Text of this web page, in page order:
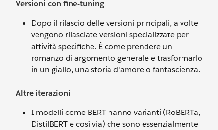
Versioni con fine-tuning
Dopo il rilascio delle versioni principali, a volte
vengono rilasciate versioni specializzate per
attività specifiche. È come prendere un
romanzo di argomento generale e trasformarlo
in un giallo, una storia d'amore o fantascienza.
Altre iterazioni
I modelli come BERT hanno varianti (RoBERTa,
DistilBERT e così via) che sono essenzialmente